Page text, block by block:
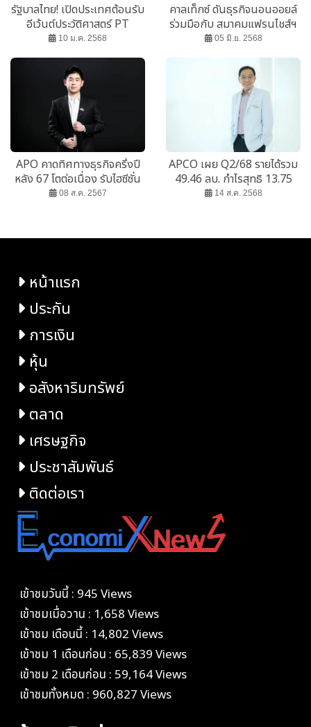
รัฐบาลไทย! เปิดประเทศต้อนรับ
อีเว้นต์ประวัติศาสตร์ PT
Grand Prix of Thailand
2025 พร้อมขายบัตรอย่างเป็น
ทางการ
10 ม.ค. 2568
คาลเท็กซ์ ดันธุรกิจนอนออยล์
ร่วมมือกับ สมาคมแฟรนไชส์ฯ
ขยายร้านค้าปลีกเพิ่มในสถานี
บริการน้ำมัน
05 มิ.ย. 2568
APO คาดทิศทางธุรกิจครึ่งปี
หลัง 67 โตต่อเนื่อง รับไฮซีซั่น
08 ส.ค. 2567
APCO เผย Q2/68 รายได้รวม
49.46 ลบ. กำไรสุทธิ 13.75
ลบ.
14 ส.ค. 2568
หน้าแรก
ประกัน
การเงิน
หุ้น
อสังหาริมทรัพย์
ตลาด
เศรษฐกิจ
ประชาสัมพันธ์
ติดต่อเรา
เข้าชมวันนี้ : 945 Views
เข้าชมเมื่อวาน : 1,658 Views
เข้าชม เดือนนี้ : 14,802 Views
เข้าชม 1 เดือนก่อน : 65,839 Views
เข้าชม 2 เดือนก่อน : 59,164 Views
เข้าชมทั้งหมด : 960,827 Views